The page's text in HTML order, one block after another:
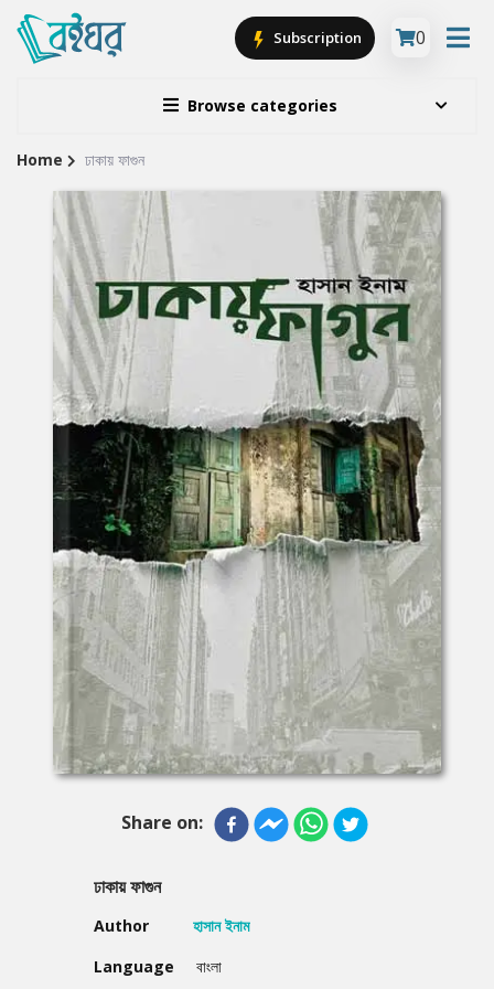
Browse categories
Subscription 0
Site
Breadcrumb
Home ঢাকায় ফাগুন
Share on:
ঢাকায় ফাগুন
Author
হাসান ইনাম
Language
বাংলা